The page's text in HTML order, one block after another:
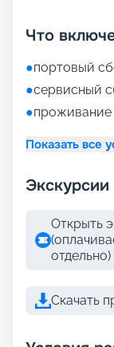
Что
●портовый
●сервисный
●проживание
Показать все
Экскурсии
Открыть
отдельно)
Скачать